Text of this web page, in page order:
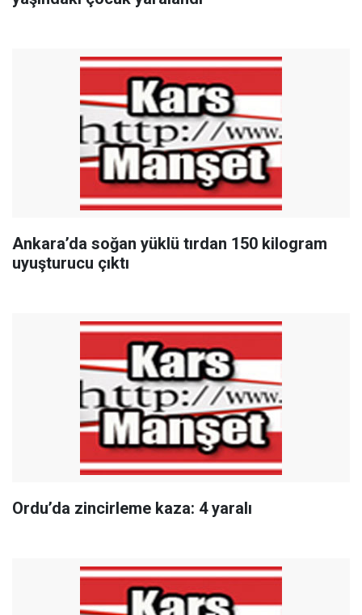
Ankara’da soğan yüklü tırdan 150 kilogram
uyuşturucu çıktı
Ordu’da zincirleme kaza: 4 yaralı